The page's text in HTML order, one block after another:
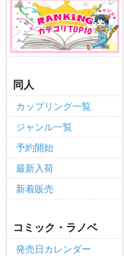
同人
カップリング一覧
ジャンル一覧
予約開始
最新入荷
新着販売
コミック・ラノベ
発売日カレンダー